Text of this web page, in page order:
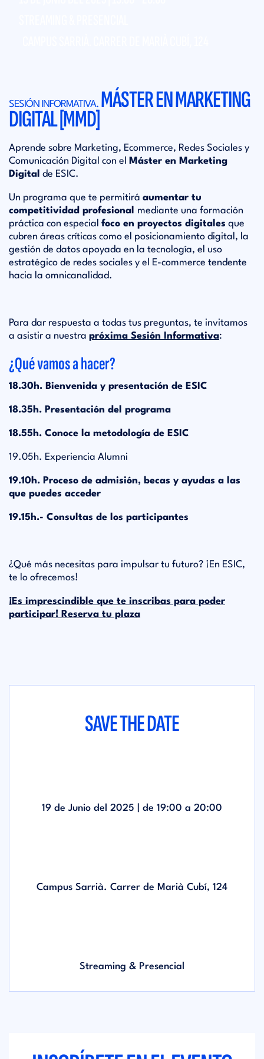
SESIÓN INFORMATIVA. MÁSTER EN MARKETING
DIGITAL [MMD]
Aprende sobre Marketing, Ecommerce, Redes Sociales y
Comunicación Digital con el
Máster en Marketing
Digital de ESIC.
Un programa que te permitirá aumentar tu
competitividad profesional mediante una formación
práctica con especial foco en proyectos digitales que
cubren áreas críticas como el posicionamiento digital, la
gestión de datos apoyada en la tecnología, el uso
estratégico de redes sociales y el E-commerce tendente
hacia la omnicanalidad.
Para dar respuesta a todas tus preguntas, te invitamos
a asistir a nuestra próxima Sesión Informativa:
¿Qué vamos a hacer?
18.30h. Bienvenida y presentación de ESIC
18.35h. Presentación del programa
18.55h. Conoce la metodología de ESIC
19.05h. Experiencia Alumni
19.10h. Proceso de admisión, becas y ayudas a las
que puedes acceder
19.15h.- Consultas de los participantes
¿Qué más necesitas para impulsar tu futuro? ¡En ESIC,
te lo ofrecemos!
¡Es imprescindible que te inscribas para poder
participar! Reserva tu plaza
SAVE THE DATE
19 de Junio del 2025 | de 19:00 a 20:00
Campus Sarrià. Carrer de Marià Cubí, 124
Streaming & Presencial